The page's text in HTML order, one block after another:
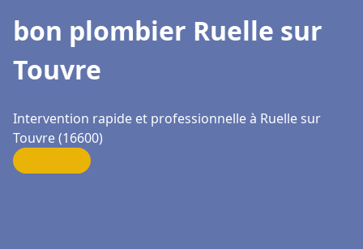
bon plombier Ruelle sur
Touvre
Intervention rapide et professionnelle à Ruelle sur
Touvre (16600)